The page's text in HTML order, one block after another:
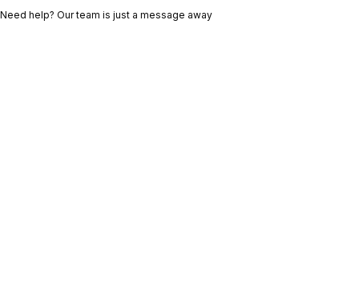
Ant
Sig
Need help? Our team is just a message away